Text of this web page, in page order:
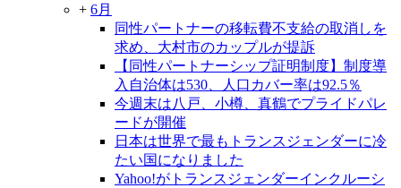
+ 6月
同性パートナーの移転費不支給の取消しを
求め、大村市のカップルが提訴
【同性パートナーシップ証明制度】制度導
入自治体は530、人口カバー率は92.5％
今週末は八戸、小樽、真鶴でプライドパレ
ードが開催
日本は世界で最もトランスジェンダーに冷
たい国になりました
Yahoo!がトランスジェンダーインクルーシ